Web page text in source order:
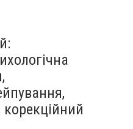
корекційний